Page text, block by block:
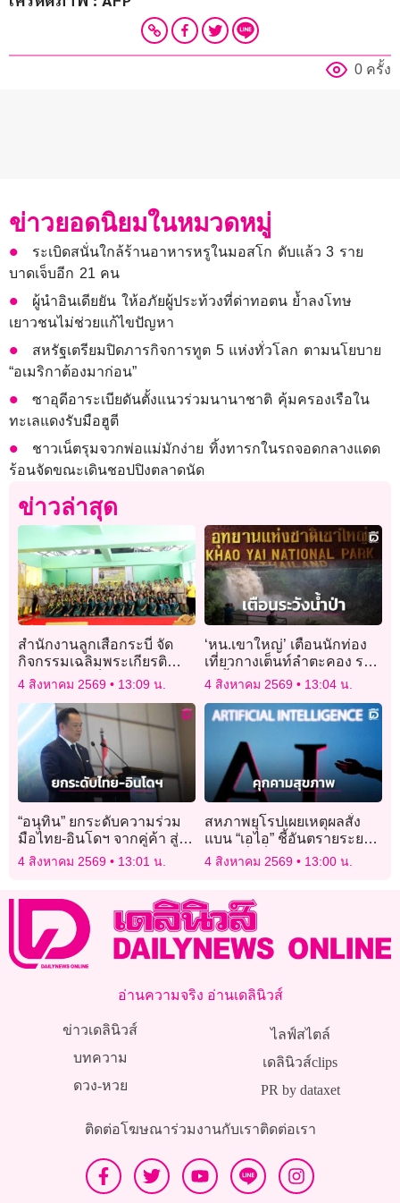
0 ครั้ง
ข่าวยอดนิยมในหมวดหมู่
ระเบิดสนั่นใกล้ร้านอาหารหรูในมอสโก ดับแล้ว 3 ราย
บาดเจ็บอีก 21 คน
ผู้นำอินเดียยัน ให้อภัยผู้ประท้วงที่ด่าทอตน ย้ำลงโทษ
เยาวชนไม่ช่วยแก้ไขปัญหา
สหรัฐเตรียมปิดภารกิจการทูต 5 แห่งทั่วโลก ตามนโยบาย
“อเมริกาต้องมาก่อน”
ซาอุดีอาระเบียดันตั้งแนวร่วมนานาชาติ คุ้มครองเรือใน
ทะเลแดงรับมือฮูตี
ชาวเน็ตรุมจวกพ่อแม่มักง่าย ทิ้งทารกในรถจอดกลางแดด
ร้อนจัดขณะเดินชอปปิงตลาดนัด
ข่าวล่าสุด
สำนักงานลูกเสือกระบี่ จัด
กิจกรรมเฉลิมพระเกียรติ
พระบาทสมเด็จพระเจ้าอยู่หัว
4 สิงหาคม 2569 13:09 น.
‘หน.เขาใหญ่’ เตือนนักท่อง
เที่ยวกางเต็นท์ลำตะคอง ระ
วังนํ้าป่าหลังฝนตกหนักตลอด
4 สิงหาคม 2569 13:04 น.
“อนุทิน” ยกระดับความร่วม
มือไทย-อินโดฯ จากคู่ค้า สู่
หุ้นส่วนร่วมสร้าง
4 สิงหาคม 2569 13:01 น.
สหภาพยุโรปเผยเหตุผลสั่ง
แบน “เอไอ” ชี้อันตรายระยะ
ยาว หวั่นปั่นหัว-คุกคาม
4 สิงหาคม 2569 13:00 น.
อ่านความจริง อ่านเดลินิวส์
ข่าวเดลินิวส์
บทความ
ดวง-หวย
ไลฟ์สไตล์
เดลินิวส์clips
PR by dataxet
ติดต่อโฆษณาร่วมงานกับเราติดต่อเรา